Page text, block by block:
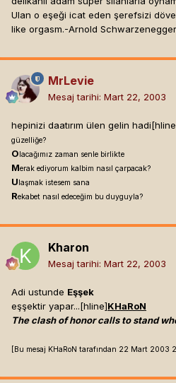
Ulan o eşeği icat eden şerefsizi
like orgasm.-Arnold Schwarzenegger
MrLevie
Mesaj tarihi: Mart 22, 2003
hepinizi daatırım ülen gelin
güzelliğe?
O lacağımız zaman senle birlikte
Merak ediyorum kalbim nasıl çarpacak?
U laşmak istesem sana
Rekabet nasıl edeceğim bu duyguyla?
Kharon
Mesaj tarihi: Mart 22, 2003
Adi ustunde Eşşek
eşşektir yapar...[hline]KHaRoN
The clash of honor calls to stand
[Bu mesaj KHaRoN tarafından 22 Mart